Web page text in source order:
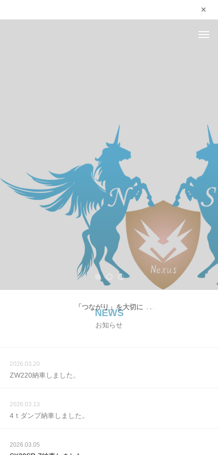
「つながり」を大切に
NEWS
お知らせ
2026.03.20
ZW220納車しました。
2026.03.13
4ｔダンプ納車しました。
2026.03.05